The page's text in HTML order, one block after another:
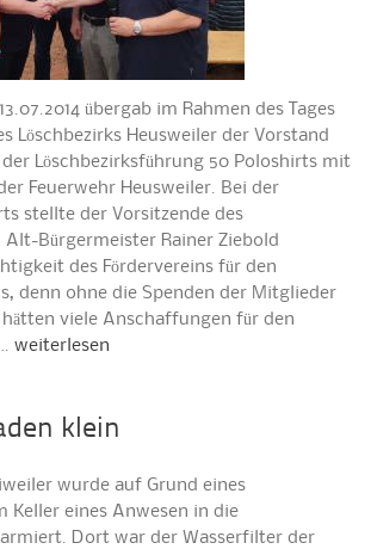
übergab im Rahmen des Tages
Löschbezirks Heusweiler der Vorstand
der Löschbezirksführung 50 Poloshirts mit
Feuerwehr Heusweiler. Bei der
stellte der Vorsitzende des
Alt-Bürgermeister Rainer Ziebold
des Fördervereins für den
denn ohne die Spenden der Mitglieder
hätten viele Anschaffungen für den
weiterlesen
klein
wurde auf Grund eines
Keller eines Anwesen in die
Dort war der Wasserfilter der